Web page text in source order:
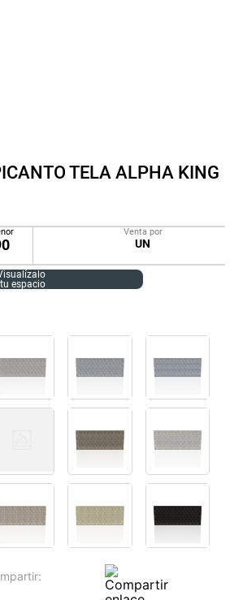
TELA ALPHA KING
Venta por
UN
espacio